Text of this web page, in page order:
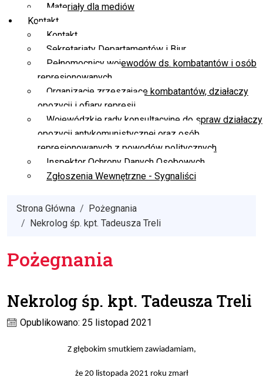
Materiały dla mediów
Kontakt
Kontakt
Sekretariaty Departamentów i Biur
Pełnomocnicy wojewodów ds. kombatantów i osób
represjonowanych
Organizacje zrzeszające kombatantów, działaczy
opozycji i ofiary represji
Wojewódzkie rady konsultacyjne do spraw działaczy
opozycji antykomunistycznej oraz osób
represjonowanych z powodów politycznych
Inspektor Ochrony Danych Osobowych
Zgłoszenia Wewnętrzne - Sygnaliści
Strona Główna
Pożegnania
Nekrolog śp. kpt. Tadeusza Treli
Pożegnania
Nekrolog śp. kpt. Tadeusza Treli
Opublikowano: 25 listopad 2021
Z głębokim smutkiem zawiadamiam,
że 20 listopada 2021 roku zmarł